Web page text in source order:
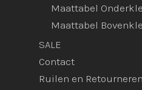
Maattabel
Maattabel
SALE
Contact
Ruilen en Retourneren